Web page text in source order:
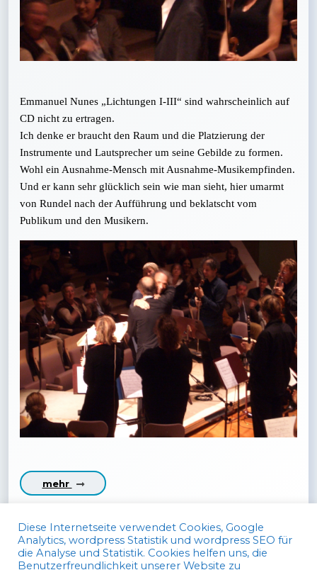
Emmanuel Nunes „Lichtungen I-III“ sind wahrscheinlich auf
CD nicht zu ertragen.
Ich denke er braucht den Raum und die Platzierung der
Instrumente und Lautsprecher um seine Gebilde zu formen.
Wohl ein Ausnahme-Mensch mit Ausnahme-Musikempfinden.
Und er kann sehr glücklich sein wie man sieht, hier umarmt
von Rundel nach der Aufführung und beklatscht vom
Publikum und den Musikern.
mehr
Diese Internetseite verwendet Cookies, Google
Analytics, wordpress Statistik und wordpress SEO für
die Analyse und Statistik. Cookies helfen uns, die
Benutzerfreundlichkeit unserer Website zu